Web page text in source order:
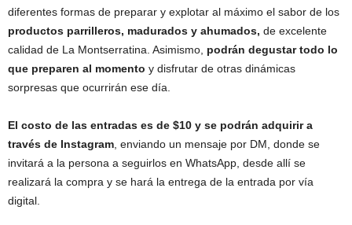
diferentes formas de preparar y explotar al máximo el sabor de los
productos parrilleros, madurados y ahumados, de excelente
calidad de La Montserratina. Asimismo, podrán degustar todo lo
que preparen al momento y disfrutar de otras dinámicas
sorpresas que ocurrirán ese día.
El costo de las entradas es de $10 y se podrán adquirir a
través de Instagram , enviando un mensaje por DM, donde se
invitará a la persona a seguirlos en WhatsApp, desde allí se
realizará la compra y se hará la entrega de la entrada por vía
digital.